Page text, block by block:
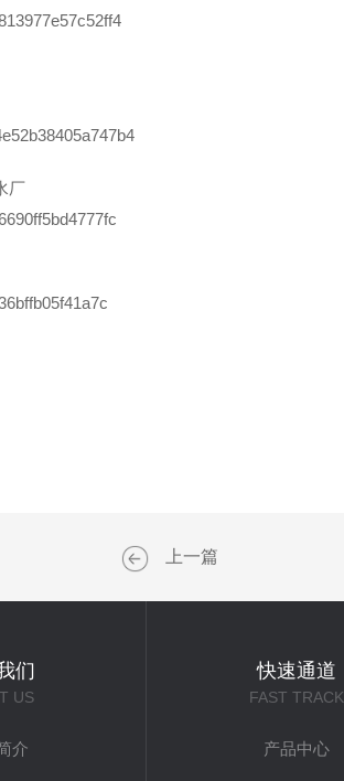
厂
上一篇
们
US
介
快速通道
FAST TRACK
产品中心